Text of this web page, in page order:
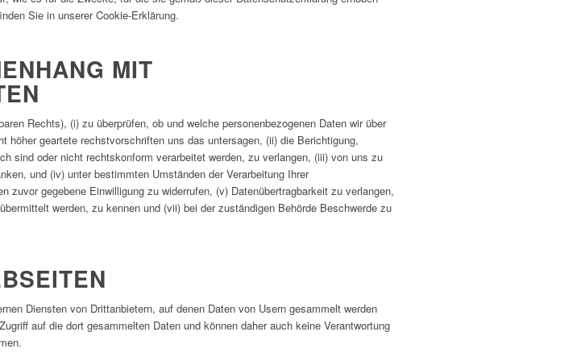
Sie in unserer Cookie-Erklärung.
MIT
Rechts), (i) zu überprüfen, ob und welche personenbezogenen Daten wir über
geartete rechstvorschriften uns das untersagen, (ii) die Berichtigung,
sind oder nicht rechtskonform verarbeitet werden, zu verlangen, (iii) von uns zu
und (iv) unter bestimmten Umständen der Verarbeitung Ihrer
zuvor gegebene Einwilligung zu widerrufen, (v) Datenübertragbarkeit zu verlangen,
werden, zu kennen und (vii) bei der zuständigen Behörde Beschwerde zu
Diensten von Drittanbietern, auf denen Daten von Usern gesammelt werden
auf die dort gesammelten Daten und können daher auch keine Verantwortung